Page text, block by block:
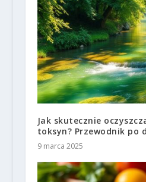
Jak skutecznie
toksyn? Przewodnik po
9 marca 2025